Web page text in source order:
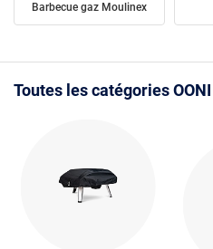
Barbecue gaz Moulinex
Toutes les catégories OONI